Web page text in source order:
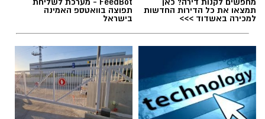
תגים:טד
תמצאו את כל הדירות החדשות
למכירה באשדוד >>>
תפוצה בוואטספ האמינה
בישראל